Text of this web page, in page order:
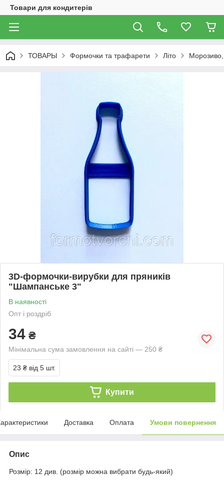
Товари для кондитерів
ТОВАРЫ Формочки та трафарети Літо Морозиво,
3D-формочки-вирубки для пряників
"Шампанське 3"
В наявності
Опт і роздріб
34 ₴
Мінімальна сума замовлення на сайті — 250 ₴
23 ₴ від 5 шт.
Купити
Доставка Оплата Умови повернення
Опис
Розмір: 12 див. (розмір можна вибрати будь-який)